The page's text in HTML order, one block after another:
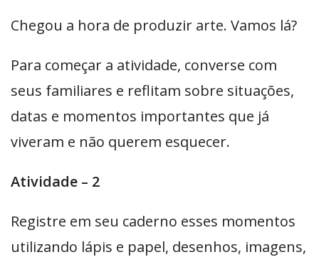
Chegou a hora de produzir arte. Vamos lá?
Para começar a atividade, converse com
seus familiares e reflitam sobre situações,
datas e momentos importantes que já
viveram e não querem esquecer.
Atividade – 2
Registre em seu caderno esses momentos
utilizando lápis e papel, desenhos, imagens,